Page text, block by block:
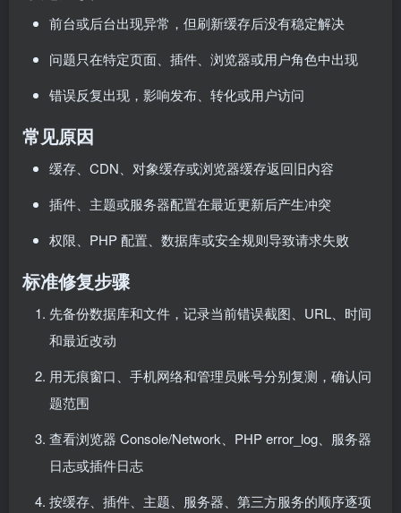
前台或后台出现异常，但刷新缓存后没有稳定解决
问题只在特定页面、插件、浏览器或用户角色中出现
错误反复出现，影响发布、转化或用户访问
常见原因
缓存、CDN、对象缓存或浏览器缓存返回旧内容
插件、主题或服务器配置在最近更新后产生冲突
权限、PHP 配置、数据库或安全规则导致请求失败
标准修复步骤
先备份数据库和文件，记录当前错误截图、URL、时间
和最近改动
用无痕窗口、手机网络和管理员账号分别复测，确认问
题范围
查看浏览器 Console/Network、PHP error_log、服务器
日志或插件日志
按缓存、插件、主题、服务器、第三方服务的顺序逐项